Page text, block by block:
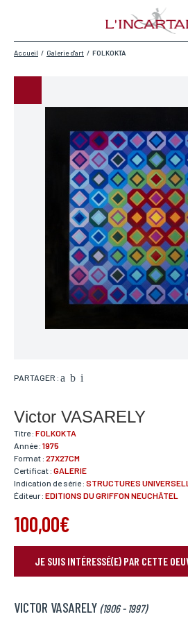
Accueil / Galerie d'art / FOLKOKTA
PARTAGER :
Victor VASARELY
Titre : FOLKOKTA
Année : 1975
Format : 27X27CM
Certificat : GALERIE
Indication de série : STRUCTURES
Éditeur : EDITIONS DU GRIFFON NEUCHÂTEL
100,00€
JE SUIS INTÉRESSÉ(E) PAR CETTE
RÉSERVER VOTRE
Nom*
VICTOR VASARELY (1906 - 1997)